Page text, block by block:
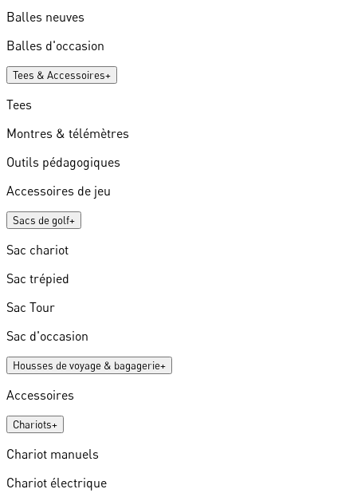
Balles neuves
Balles d'occasion
Tees & Accessoires+
Tees
Montres & télémètres
Outils pédagogiques
Accessoires de jeu
Sacs de golf+
Sac chariot
Sac trépied
Sac Tour
Sac d'occasion
Housses de voyage & bagagerie+
Accessoires
Chariots+
Chariot manuels
Chariot électrique